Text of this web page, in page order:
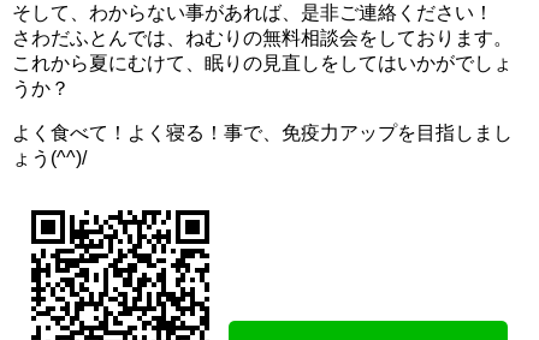
そして、わからない事があれば、是非ご連絡ください！
さわだふとんでは、ねむりの無料相談会をしております。
これから夏にむけて、眠りの見直しをしてはいかがでしょ
うか？
よく食べて！よく寝る！事で、免疫力アップを目指しまし
ょう(^^)/